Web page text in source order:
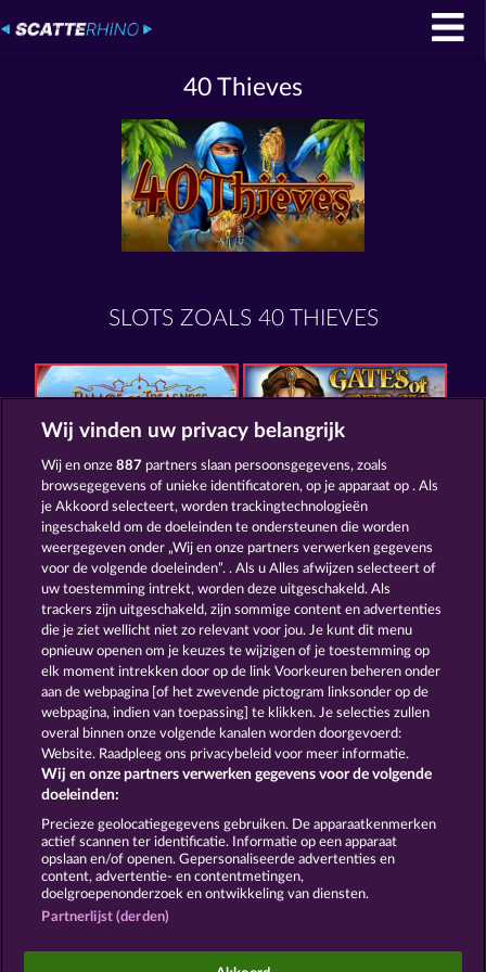
40 Thieves
SLOTS ZOALS 40 THIEVES
Palace of Treasures Gates of Persia
Magic Book Horsemen
Algemene voorwaarden Privacyverklaring
Colofon Bedrijf FAQ
Terugbetalingsverzoek indienen
Sociale casino games zijn enkel bedoeld voor
Wij vinden uw privacy belangrijk
Wij en onze887 partners slaan persoonsgegevens, zoals
browsegegevens of unieke identificatoren, op je apparaat op . Als
je Akkoord selecteert, worden trackingtechnologieën
ingeschakeld om de doeleinden te ondersteunen die worden
weergegeven onder „Wij en onze partners verwerken gegevens
voor de volgende doeleinden”. . Als u Alles afwijzen selecteert of
uw toestemming intrekt, worden deze uitgeschakeld. Als
trackers zijn uitgeschakeld, zijn sommige content en advertenties
die je ziet wellicht niet zo relevant voor jou. Je kunt dit menu
opnieuw openen om je keuzes te wijzigen of je toestemming op
elk moment intrekken door op de link Voorkeuren beheren onder
aan de webpagina [of het zwevende pictogram linksonder op de
webpagina, indien van toepassing] te klikken. Je selecties zullen
overal binnen onze volgende kanalen worden doorgevoerd:
Website. Raadpleeg ons privacybeleid voor meer informatie.
Wij en onze partners verwerken gegevens voor de volgende
doeleinden:
Precieze geolocatiegegevens gebruiken. De apparaatkenmerken
actief scannen ter identificatie. Informatie op een apparaat
opslaan en/of openen. Gepersonaliseerde advertenties en
content, advertentie- en contentmetingen,
doelgroepenonderzoek en ontwikkeling van diensten.
Partnerlijst (derden)